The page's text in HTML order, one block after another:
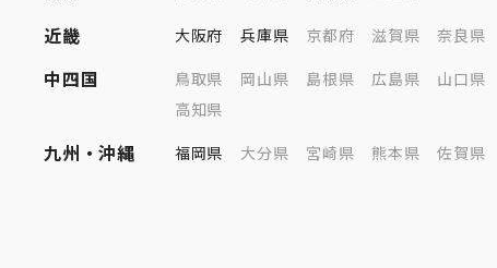
近畿 大阪府 兵庫県 京都府 滋賀県 奈良県
中四国 鳥取県 岡山県 島根県 広島県 山口県
高知県
九州・沖縄 福岡県 大分県 宮崎県 熊本県 佐賀県